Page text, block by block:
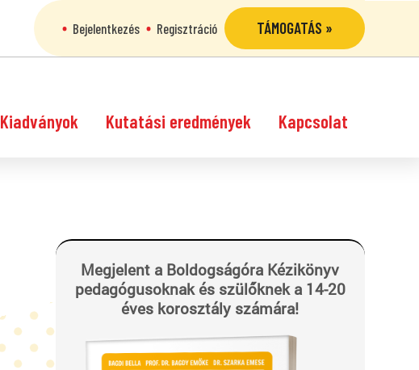
Bejelentkezés Regisztráció TÁMOGATÁS »
Kiadványok Kutatási eredmények Kapcsolat
Megjelent a Boldogságóra Kézikönyv
pedagógusoknak és szülőknek a 14-20
éves korosztály számára!